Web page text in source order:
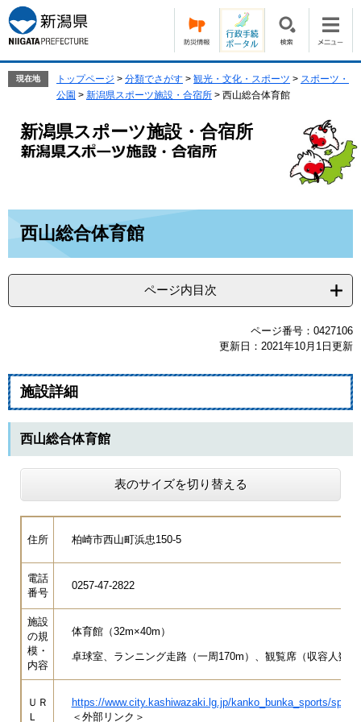
ー
ジ
の
す。
ニ
ュ
ー
現在地 トップページ > 分類でさがす > 観光・文化・スポーツ > スポーツ・
公園 > 新潟県スポーツ施設・合宿所 > 西山総合体育館
新潟県スポーツ施設・合宿所
西山総合体育館
ページ内目次
ページ番号：0427106
更新日：2021年10月1日更新
施設詳細
西山総合体育館
表のサイズを切り替える
住所 柏崎市西山町浜忠150-5
電話
番号
0257-47-2822
施設
の規
模・
内容
体育館（32m×40m）
卓球室、ランニング走路（一周170m）、観覧席（収容人数
ＵＲ
Ｌ
https://www.city.kashiwazaki.lg.jp/kanko_bunka_sports/
＜外部リンク＞